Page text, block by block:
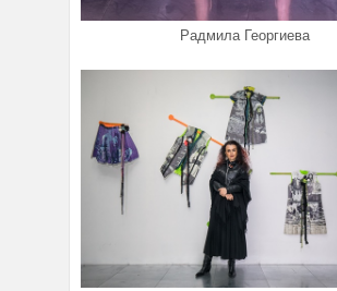
Радмила Георгиева